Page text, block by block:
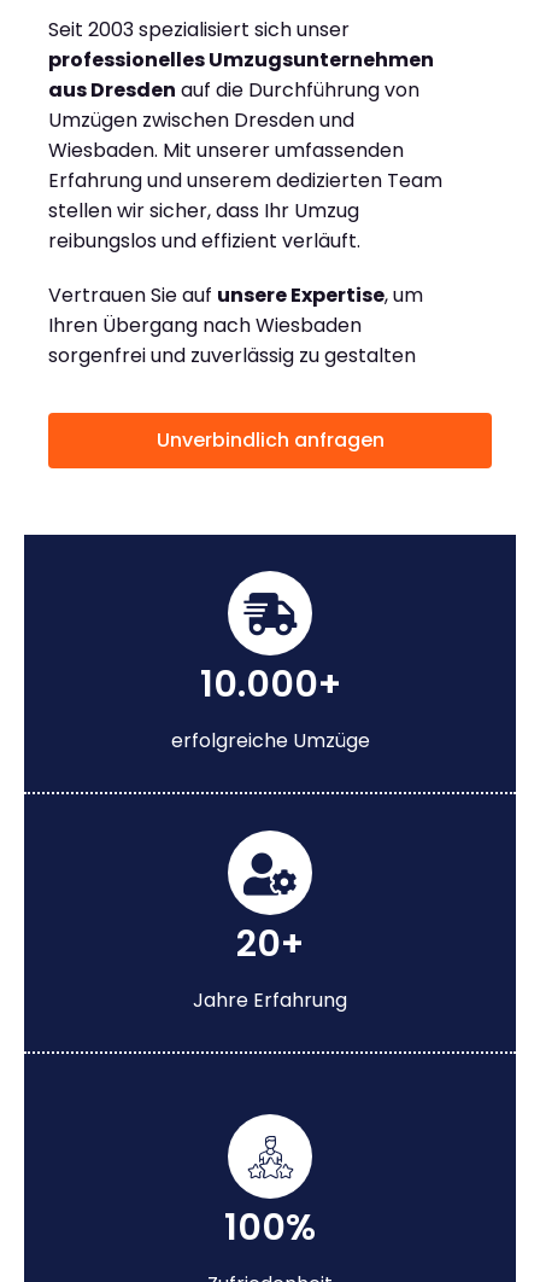
Seit 2003 spezialisiert sich unser
professionelles Umzugsunternehmen
aus Dresden auf die Durchführung von
Umzügen zwischen Dresden und
Wiesbaden. Mit unserer umfassenden
Erfahrung und unserem dedizierten Team
stellen wir sicher, dass Ihr Umzug
reibungslos und effizient verläuft.
Vertrauen Sie auf unsere Expertise, um
Ihren Übergang nach Wiesbaden
sorgenfrei und zuverlässig zu gestalten
Unverbindlich anfragen
10.000+
erfolgreiche Umzüge
20+
Jahre Erfahrung
100%